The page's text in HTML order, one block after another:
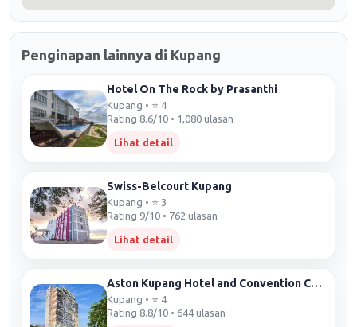
Penginapan lainnya di Kupang
Hotel On The Rock by Prasanthi
Kupang • ⭐ 4
Rating 8.6/10 • 1,080 ulasan
Lihat detail
Swiss-Belcourt Kupang
Kupang • ⭐ 3
Rating 9/10 • 762 ulasan
Lihat detail
Aston Kupang Hotel and Convention Center
Kupang • ⭐ 4
Rating 8.8/10 • 644 ulasan